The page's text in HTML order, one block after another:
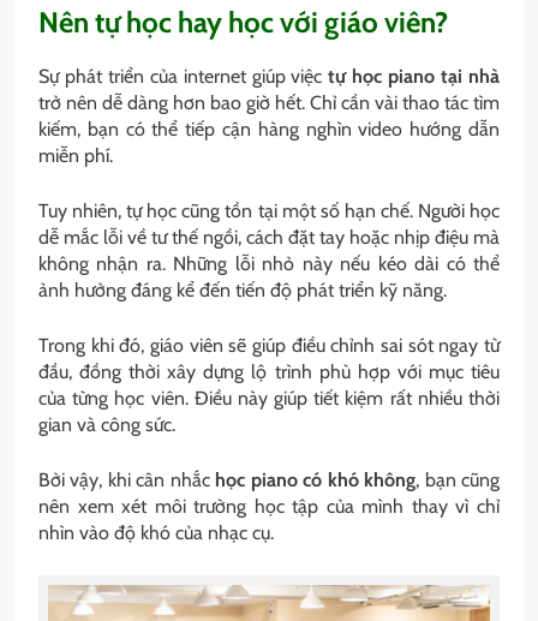
Nên tự học hay học với giáo viên?
Sự phát triển của internet giúp việctự học piano tại nhà
trở nên dễ dàng hơn bao giờ hết. Chỉ cần vài thao tác tìm
kiếm, bạn có thể tiếp cận hàng nghìn video hướng dẫn
miễn phí.
Tuy nhiên, tự học cũng tồn tại một số hạn chế. Người học
dễ mắc lỗi về tư thế ngồi, cách đặt tay hoặc nhịp điệu mà
không nhận ra. Những lỗi nhỏ này nếu kéo dài có thể
ảnh hưởng đáng kể đến tiến độ phát triển kỹ năng.
Trong khi đó, giáo viên sẽ giúp điều chỉnh sai sót ngay từ
đầu, đồng thời xây dựng lộ trình phù hợp với mục tiêu
của từng học viên. Điều này giúp tiết kiệm rất nhiều thời
gian và công sức.
Bởi vậy, khi cân nhắc học piano có khó không, bạn cũng
nên xem xét môi trường học tập của mình thay vì chỉ
nhìn vào độ khó của nhạc cụ.